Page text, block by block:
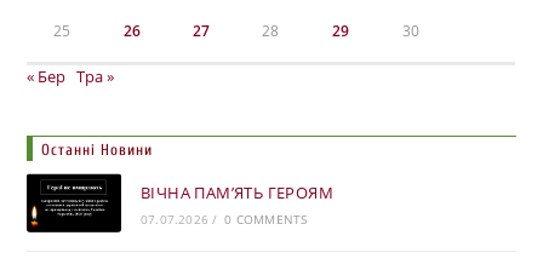
25 26 27 28 29 30
« Бер Тра »
Останні Новини
ВІЧНА ПАМ’ЯТЬ ГЕРОЯМ
07.07.2026 / 0 COMMENTS